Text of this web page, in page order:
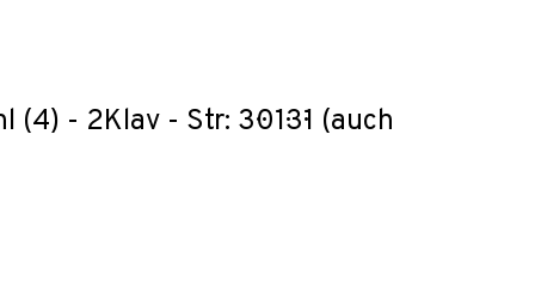
- 2Klav - Str: 3·0·1·3·1 (auch